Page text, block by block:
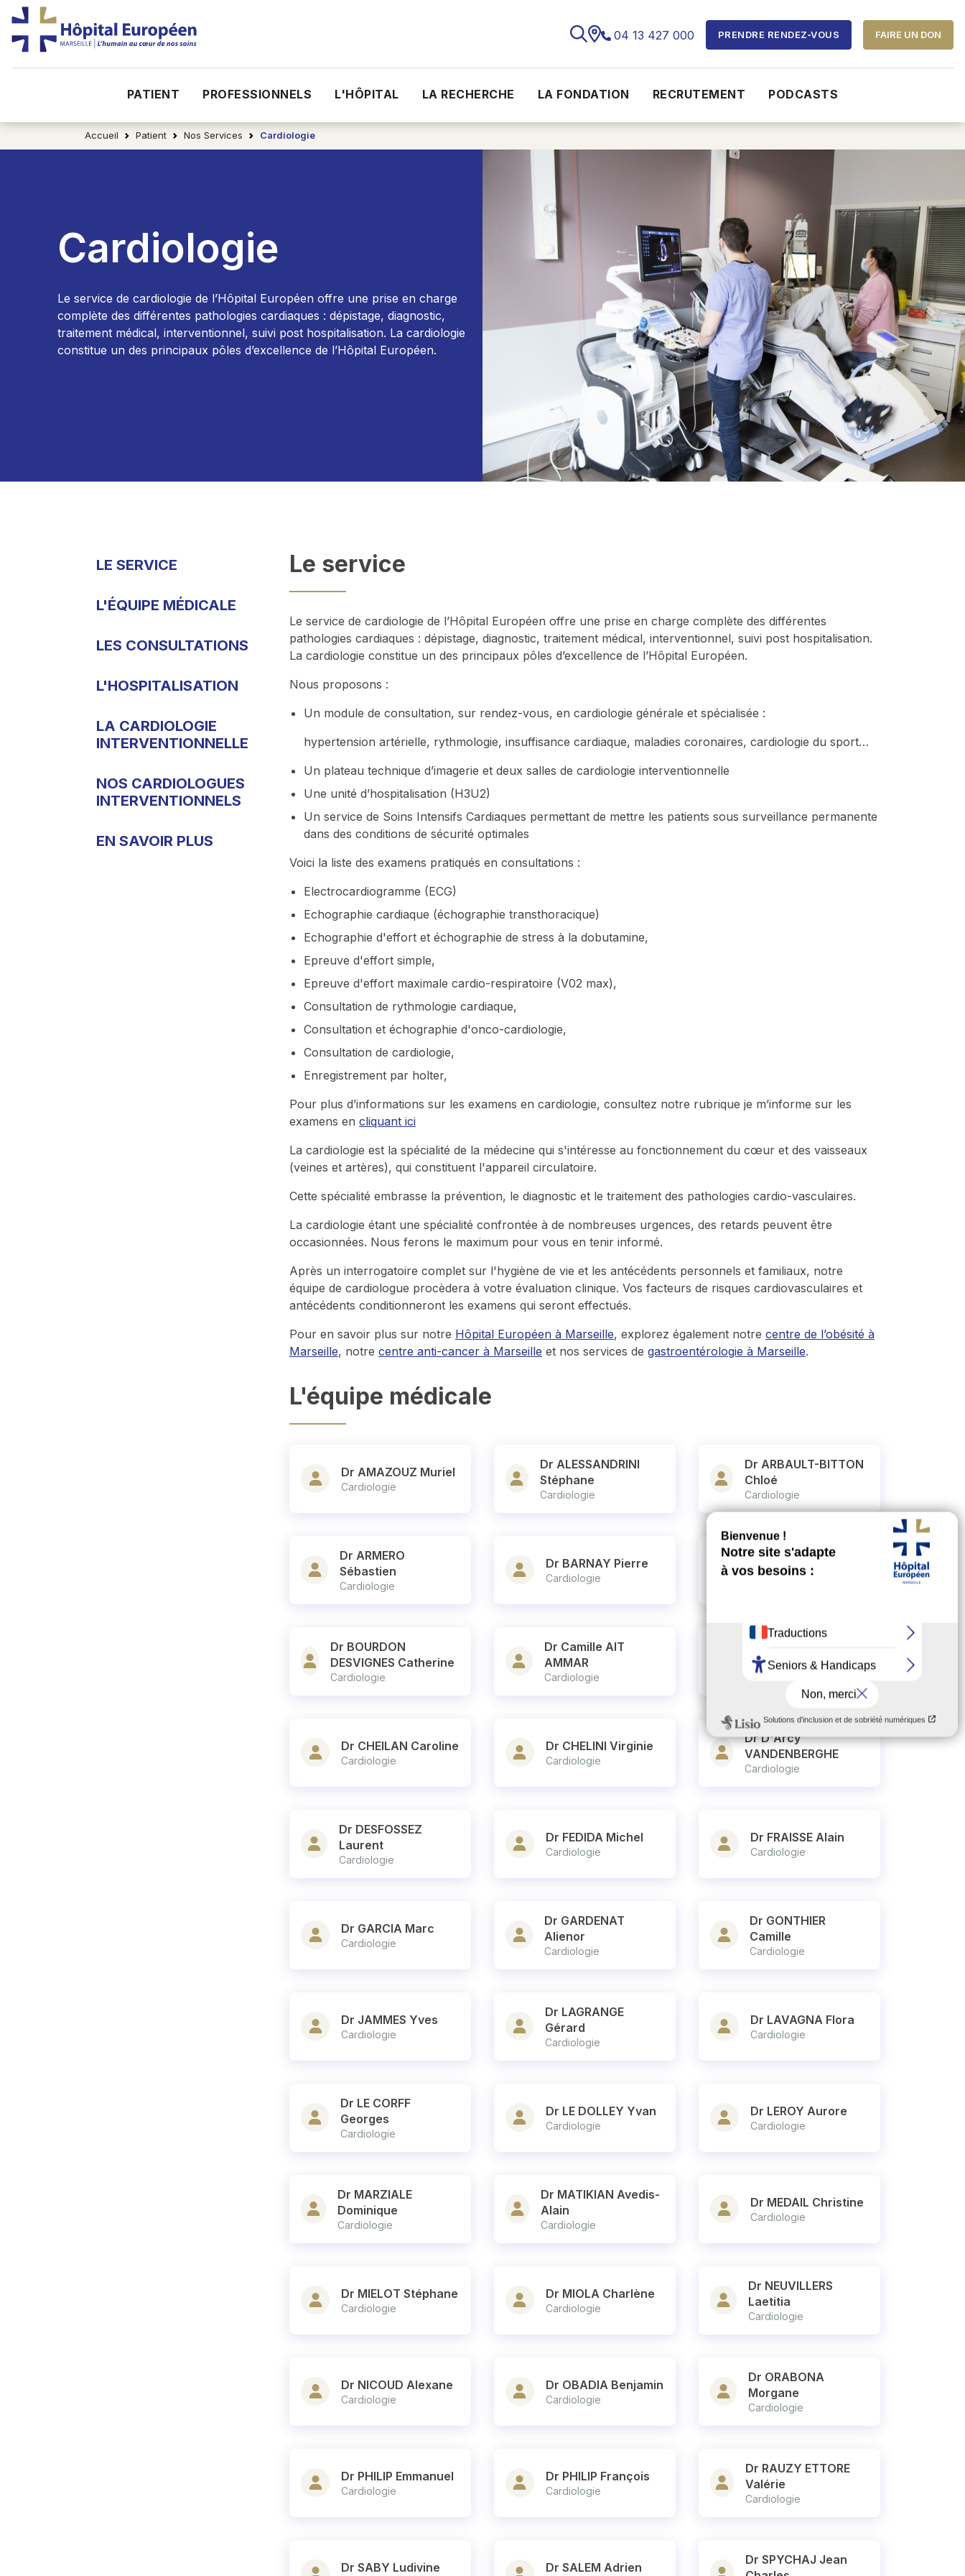
04 13 427 000 PRENDRE RENDEZ‑VOUS FAIRE UN DON
PATIENT PROFESSIONNELS L'HÔPITAL LA RECHERCHE LA FONDATION RECRUTEMENT PODCASTS
Accueil Patient Nos Services Cardiologie
Cardiologie
Le service de cardiologie de l’Hôpital Européen offre une prise en charge
complète des différentes pathologies cardiaques : dépistage, diagnostic,
traitement médical, interventionnel, suivi post hospitalisation. La cardiologie
constitue un des principaux pôles d’excellence de l’Hôpital Européen.
LE SERVICE
L'ÉQUIPE MÉDICALE
LES CONSULTATIONS
L'HOSPITALISATION
LA CARDIOLOGIE
INTERVENTIONNELLE
NOS CARDIOLOGUES
INTERVENTIONNELS
EN SAVOIR PLUS
Le service
Le service de cardiologie de l’Hôpital Européen offre une prise en charge complète des différentes
pathologies cardiaques : dépistage, diagnostic, traitement médical, interventionnel, suivi post hospitalisation.
La cardiologie constitue un des principaux pôles d’excellence de l’Hôpital Européen.
Nous proposons :
Un module de consultation, sur rendez-vous, en cardiologie générale et spécialisée :
hypertension artérielle, rythmologie, insuffisance cardiaque, maladies coronaires, cardiologie du sport…
Un plateau technique d’imagerie et deux salles de cardiologie interventionnelle
Une unité d’hospitalisation (H3U2)
Un service de Soins Intensifs Cardiaques permettant de mettre les patients sous surveillance permanente
dans des conditions de sécurité optimales
Voici la liste des examens pratiqués en consultations :
Electrocardiogramme (ECG)
Echographie cardiaque (échographie transthoracique)
Echographie d'effort et échographie de stress à la dobutamine,
Epreuve d'effort simple,
Epreuve d'effort maximale cardio-respiratoire (V02 max),
Consultation de rythmologie cardiaque,
Consultation et échographie d'onco-cardiologie,
Consultation de cardiologie,
Enregistrement par holter,
Pour plus d’informations sur les examens en cardiologie, consultez notre rubrique je m’informe sur les
examens en cliquant ici
La cardiologie est la spécialité de la médecine qui s'intéresse au fonctionnement du cœur et des vaisseaux
(veines et artères), qui constituent l'appareil circulatoire.
Cette spécialité embrasse la prévention, le diagnostic et le traitement des pathologies cardio-vasculaires.
La cardiologie étant une spécialité confrontée à de nombreuses urgences, des retards peuvent être
occasionnées. Nous ferons le maximum pour vous en tenir informé.
Après un interrogatoire complet sur l'hygiène de vie et les antécédents personnels et familiaux, notre
équipe de cardiologue procèdera à votre évaluation clinique. Vos facteurs de risques cardio­vasculaires et
antécédents conditionneront les examens qui seront effectués.
Pour en savoir plus sur notre Hôpital Européen à Marseille, explorez également notre centre de l’obésité à
Marseille, notre centre anti-cancer à Marseille et nos services de gastroentérologie à Marseille.
L'équipe médicale
Dr AMAZOUZ Muriel
Cardiologie
Dr ALESSANDRINI
Stéphane
Cardiologie
Dr ARBAULT-BITTON
Chloé
Cardiologie
Dr ARMERO
Sébastien
Cardiologie
Dr BARNAY Pierre
Cardiologie
Dr BENHAMOU
Lionel
Dr BOURDON
DESVIGNES Catherine
Cardiologie
Dr Camille AIT
AMMAR
Cardiologie
Dr CAMILLERI Elise
Cardiologie
Dr CHEILAN Caroline
Cardiologie
Dr CHELINI Virginie
Cardiologie
Dr D'Arcy
VANDENBERGHE
Cardiologie
Dr DESFOSSEZ
Laurent
Cardiologie
Dr FEDIDA Michel
Cardiologie
Dr FRAISSE Alain
Cardiologie
Dr GARCIA Marc
Cardiologie
Dr GARDENAT
Alienor
Cardiologie
Dr GONTHIER
Camille
Cardiologie
Dr JAMMES Yves
Cardiologie
Dr LAGRANGE
Gérard
Cardiologie
Dr LAVAGNA Flora
Cardiologie
Dr LE CORFF
Georges
Cardiologie
Dr LE DOLLEY Yvan
Cardiologie
Dr LEROY Aurore
Cardiologie
Dr MARZIALE
Dominique
Cardiologie
Dr MATIKIAN Avedis-
Alain
Cardiologie
Dr MEDAIL Christine
Cardiologie
Dr MIELOT Stéphane
Cardiologie
Dr MIOLA Charlène
Cardiologie
Dr NEUVILLERS
Laetitia
Cardiologie
Dr NICOUD Alexane
Cardiologie
Dr OBADIA Benjamin
Cardiologie
Dr ORABONA
Morgane
Cardiologie
Dr PHILIP Emmanuel
Cardiologie
Dr PHILIP François
Cardiologie
Dr RAUZY ETTORE
Valérie
Cardiologie
Dr SABY Ludivine Dr SALEM Adrien
Dr SPYCHAJ Jean